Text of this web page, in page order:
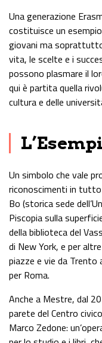
Una generazione
costituisce un
giovani ma
vita, le scelte e i
possono plasmare il
qui è partita quella
cultura e delle
Un simbolo che vale
riconoscimenti in
Bo (storica sede
Piscopia sulla
della biblioteca del
di New York, e per
piazze e vie da Trento
per Roma.
Anche a Mestre, dal
parete del Centro
Marco Zedone: